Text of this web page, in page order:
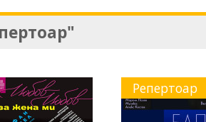
Репертоар